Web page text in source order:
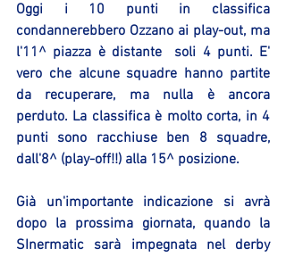
Oggi i 10 punti in classifica
condannerebbero Ozzano ai play-out, ma
l'11^ piazza è distante  soli 4 punti. E'
vero che alcune squadre hanno partite
da recuperare, ma nulla è ancora
perduto. La classifica è molto corta, in 4
punti sono racchiuse ben 8 squadre,
dall'8^ (play-off!!) alla 15^ posizione.
Già un'importante indicazione si avrà
dopo la prossima giornata, quando la
SInermatic sarà impegnata nel derby